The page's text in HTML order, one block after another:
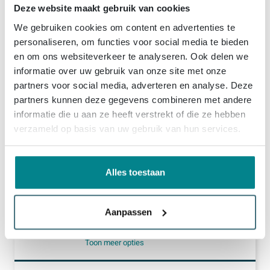
Deze website maakt gebruik van cookies
We gebruiken cookies om content en advertenties te
personaliseren, om functies voor social media te bieden
en om ons websiteverkeer te analyseren. Ook delen we
informatie over uw gebruik van onze site met onze
partners voor social media, adverteren en analyse. Deze
partners kunnen deze gegevens combineren met andere
informatie die u aan ze heeft verstrekt of die ze hebben
verzameld op basis van uw gebruik van hun services.
Alles toestaan
Aanpassen
Morgen in huis
Toon meer opties
1xFortifura Calvi Handdoucheset - 22.5cm - staaf - met houder - anti-twist slang - 150cm - Chroom
Levering8 - 9 weken 108,
Toon meer opties
1xFortifura Calvi Thermostatische Badkraan - Chroom
204,99
1xFortifura Clean Reinigingsmiddelset - 3x 500ml
(9)
Leveringbinnen 3 dagen 32,97
Toon meer opties